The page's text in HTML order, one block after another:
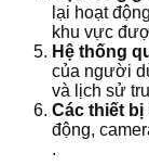
lại hoạt
khu vực
Hệ thống
của người
và lịch sử
Các thiết bị
động,
.